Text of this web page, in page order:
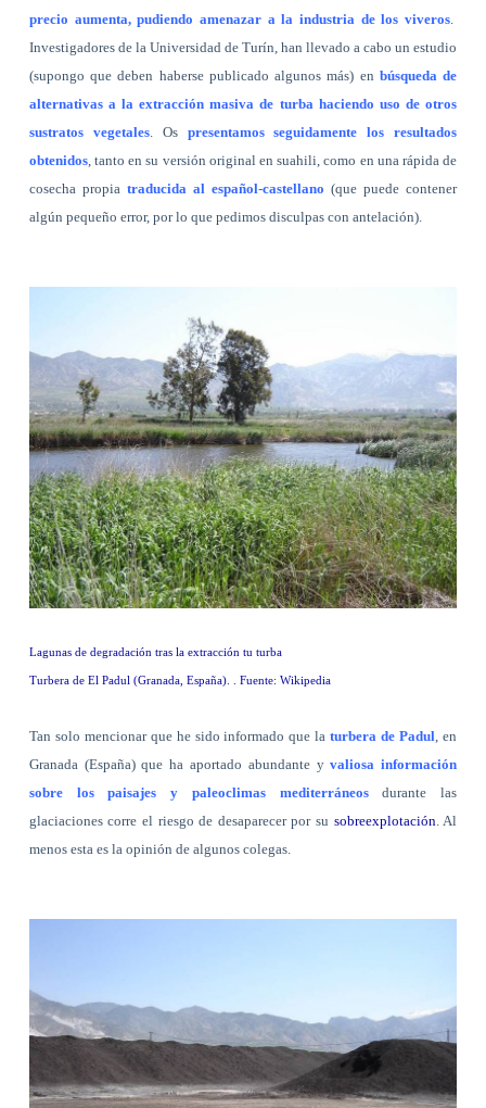
precio aumenta, pudiendo amenazar a la industria de los viveros
Investigadores de la Universidad de Turín, han llevado a cabo un estudio
(supongo que deben haberse publicado algunos más) en búsqueda de
alternativas a la extracción masiva de turba haciendo uso de otros
sustratos vegetales. Os presentamos seguidamente los resultados
obtenidos, tanto en su versión original en suahili, como en una rápida de
cosecha propia traducida al español-castellano (que puede contener
algún pequeño error, por lo que pedimos disculpas con antelación).
Lagunas de degradación tras la extracción tu turba
Turbera de El Padul (Granada, España). . Fuente: Wikipedia
Tan solo mencionar que he sido informado que laturbera de Padul , en
Granada (España) que ha aportado abundante yvaliosa información
sobre los paisajes y paleoclimas mediterráneosdurante las
glaciaciones corre el riesgo de desaparecer por su sobreexplotación . Al
menos esta es la opinión de algunos colegas.